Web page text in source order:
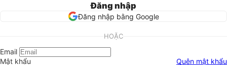
Đăng nhập
Đăng nhập bằng Google
HOẶC
Email
Mật khẩu
Quên mật khẩu